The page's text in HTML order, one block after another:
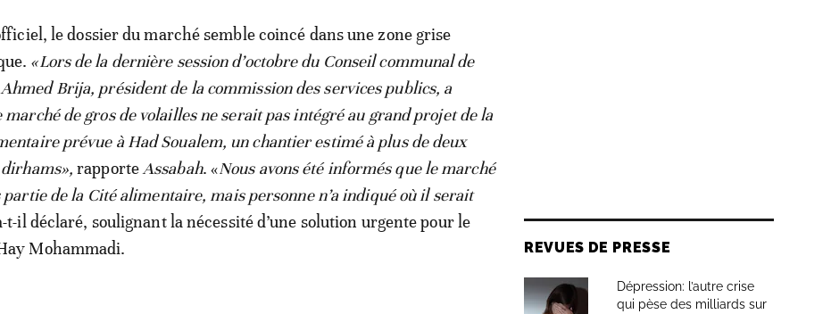
le dossier du marché semble coincé dans une zone grise
«Lors de la dernière session d’octobre du Conseil communal de
Ahmed Brija, président de la commission des services publics, a
marché de gros de volailles ne serait pas intégré au grand projet de la
prévue à Had Soualem, un chantier estimé à plus de deux
rapporte Assabah. «Nous avons été informés que le marché
partie de la Cité alimentaire, mais personne n’a indiqué où il serait
t-il déclaré, soulignant la nécessité d’une solution urgente pour le
Mohammadi.
REVUES DE PRESSE
Dépression: l’autre crise
qui pèse des milliards sur